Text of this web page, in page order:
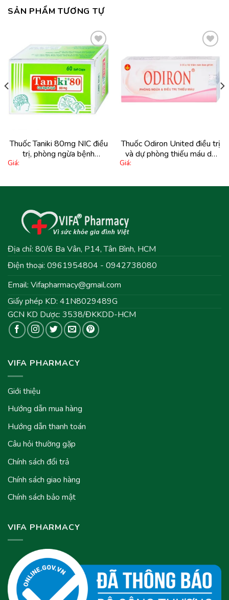
SẢN PHẨM TƯƠNG TỰ
Thêm
vào
yêu
thích
Thuốc Taniki 80mg NIC điều
trị, phòng ngừa bệnh
Alzheimer (6 vỉ x 10 viên)
Giá:
vào
yêu
thích
Thuốc Odiron United điều trị
và dự phòng thiếu máu do
thiếu sắt (3 vỉ x 10 viên)
Giá:
Địa chỉ: 80/6 Ba Vân, P14, Tân Bình, HCM
Điện thoại: 0961954804 - 0942738080
Email: Vifapharmacy@gmail.com
Giấy phép KD: 41N8029489G
GCN KD Dược: 3538/ĐKKDD-HCM
VIFA PHARMACY
Giới thiệu
Hướng dẫn mua hàng
Hướng dẫn thanh toán
Câu hỏi thường gặp
Chính sách đổi trả
Chính sách giao hàng
Chính sách bảo mật
VIFA PHARMACY